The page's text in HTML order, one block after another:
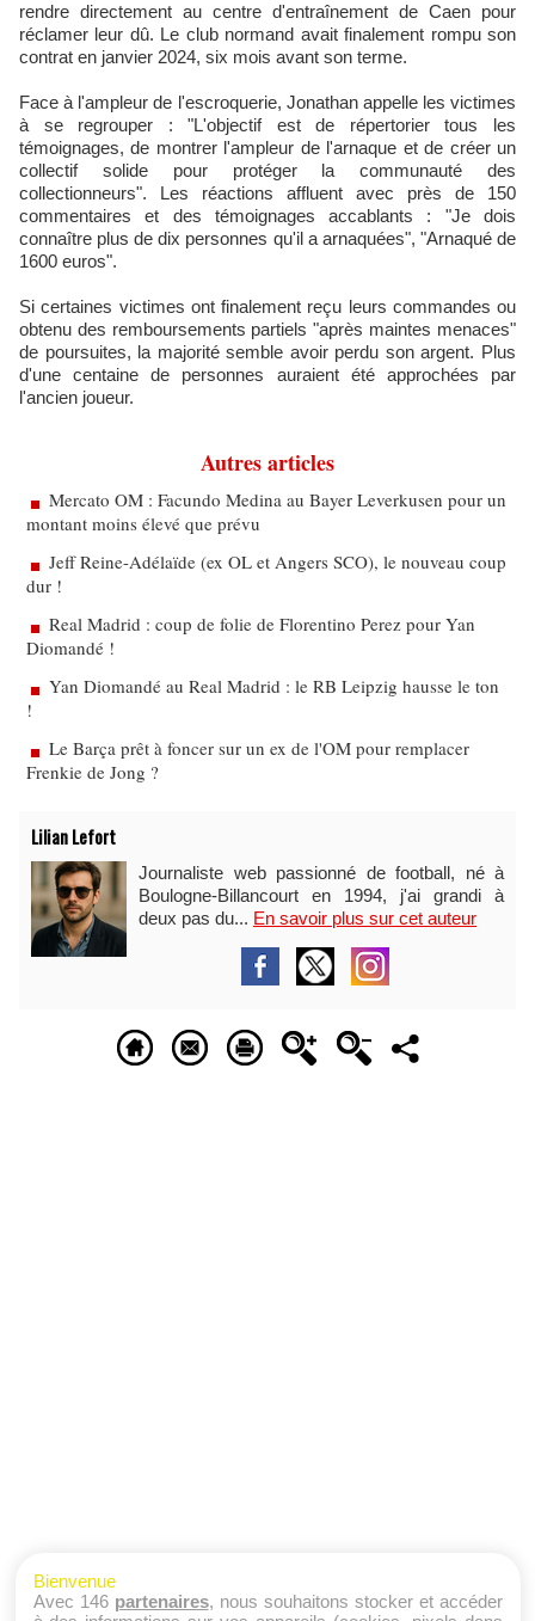
rendre directement au centre d'entraînement de Caen pour
réclamer leur dû. Le club normand avait finalement rompu son
contrat en janvier 2024, six mois avant son terme.
Face à l'ampleur de l'escroquerie, Jonathan appelle les victimes
à se regrouper : "L'objectif est de répertorier tous les
témoignages, de montrer l'ampleur de l'arnaque et de créer un
collectif solide pour protéger la communauté des
collectionneurs". Les réactions affluent avec près de 150
commentaires et des témoignages accablants : "Je dois
connaître plus de dix personnes qu'il a arnaquées", "Arnaqué de
1600 euros".
Si certaines victimes ont finalement reçu leurs commandes ou
obtenu des remboursements partiels "après maintes menaces"
de poursuites, la majorité semble avoir perdu son argent. Plus
d'une centaine de personnes auraient été approchées par
l'ancien joueur.
Autres articles
Mercato OM : Facundo Medina au Bayer Leverkusen pour un
montant moins élevé que prévu
Jeff Reine-Adélaïde (ex OL et Angers SCO), le nouveau coup
dur !
Real Madrid : coup de folie de Florentino Perez pour Yan
Diomandé !
Yan Diomandé au Real Madrid : le RB Leipzig hausse le ton
!
Le Barça prêt à foncer sur un ex de l'OM pour remplacer
Frenkie de Jong ?
Lilian Lefort
Journaliste web passionné de football, né à
Boulogne-Billancourt en 1994, j'ai grandi à
deux pas du... En savoir plus sur cet auteur
Bienvenue
Avec 146 partenaires, nous souhaitons stocker et accéder